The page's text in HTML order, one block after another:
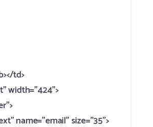
td>
width="424">
name="email" size="35">